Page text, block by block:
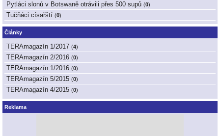
Pytláci slonů v Botswaně otrávili přes 500 supů (0)
Tučňáci císařští (0)
Články
TERAmagazín 1/2017 (4)
TERAmagazín 2/2016 (0)
TERAmagazín 1/2016 (0)
TERAmagazín 5/2015 (0)
TERAmagazín 4/2015 (0)
Reklama